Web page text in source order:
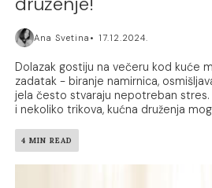
Ana Svetina 17.12.2024.
Dolazak gostiju na večeru kod kuće
zadatak - biranje namirnica,
jela često stvaraju nepotreban
i nekoliko trikova, kućna druženja
4 MIN READ